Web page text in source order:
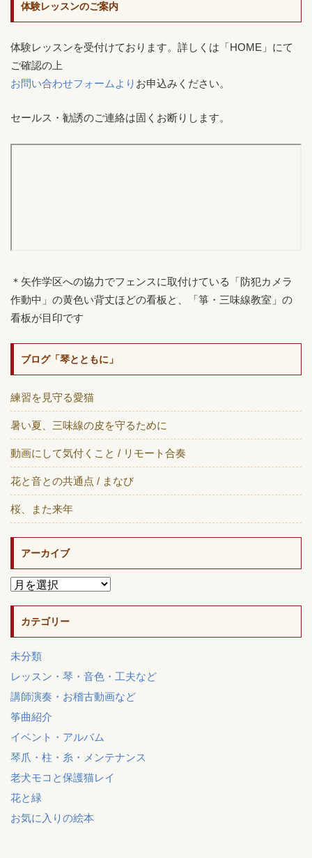
体験レッスンのご案内
体験レッスンを受付けております。詳しくは「HOME」にて
ご確認の上
お問い合わせフォームより お申込みください。
セールス・勧誘のご連絡は固くお断りします。
＊矢作学区への協力でフェンスに取付けている「防犯カメラ
作動中」の黄色い背丈ほどの看板と、「箏・三味線教室」の
看板が目印です
ブログ「琴とともに」
練習を見守る愛猫
暑い夏、三味線の皮を守るために
動画にして気付くこと / リモート合奏
花と音との共通点 / まなび
桜、また来年
アーカイブ
カテゴリー
未分類
レッスン・琴・音色・工夫など
講師演奏・お稽古動画など
筝曲紹介
イベント・アルバム
琴爪・柱・糸・メンテナンス
老犬モコと保護猫レイ
花と緑
お気に入りの絵本